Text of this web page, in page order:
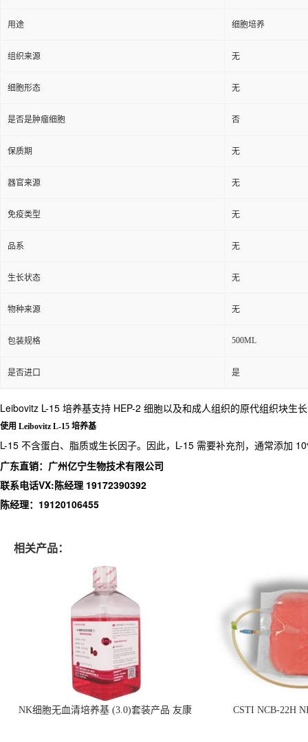
用途 细胞培养
组织来源 无
细胞形态 无
是否是肿瘤细胞 否
保质期 无
器官来源 无
免疫类型 无
品系 无
生长状态 无
物种来源 无
包装规格 500ML
是否进口 是
Leibovitz L-15 培养基支持 HEP-2 细胞以及和成人组织的原代组织块生长
使用 Leibovitz L-15 培养基
L-15 不含蛋白、脂质或生长因子。因此，L-15 需要补充剂，通常添加
广东直销：广州亿宁生物技术有限公司
联系电话VX:陈经理 19172390392
陈经理：19120106455
相关产品：
NK细胞无血清培养基 (3.0)套装产品 友康
CSTI NCB-22H